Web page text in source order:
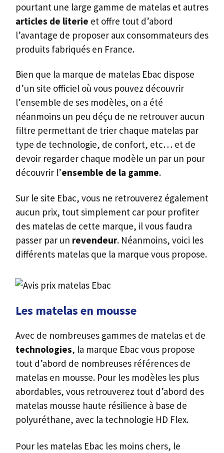
pourtant une large gamme de matelas et autres
articles de literie et offre tout d’abord
l’avantage de proposer aux consommateurs des
produits fabriqués en France.
Bien que la marque de matelas Ebac dispose
d’un site officiel où vous pouvez découvrir
l’ensemble de ses modèles, on a été
néanmoins un peu déçu de ne retrouver aucun
filtre permettant de trier chaque matelas par
type de technologie, de confort, etc… et de
devoir regarder chaque modèle un par un pour
découvrir l’ensemble de la gamme.
Sur le site Ebac, vous ne retrouverez également
aucun prix, tout simplement car pour profiter
des matelas de cette marque, il vous faudra
passer par un revendeur. Néanmoins, voici les
différents matelas que la marque vous propose.
Les matelas en mousse
Avec de nombreuses gammes de matelas et de
technologies, la marque Ebac vous propose
tout d’abord de nombreuses références de
matelas en mousse. Pour les modèles les plus
abordables, vous retrouverez tout d’abord des
matelas mousse haute résilience à base de
polyuréthane, avec la technologie HD Flex.
Pour les matelas Ebac les moins chers, le